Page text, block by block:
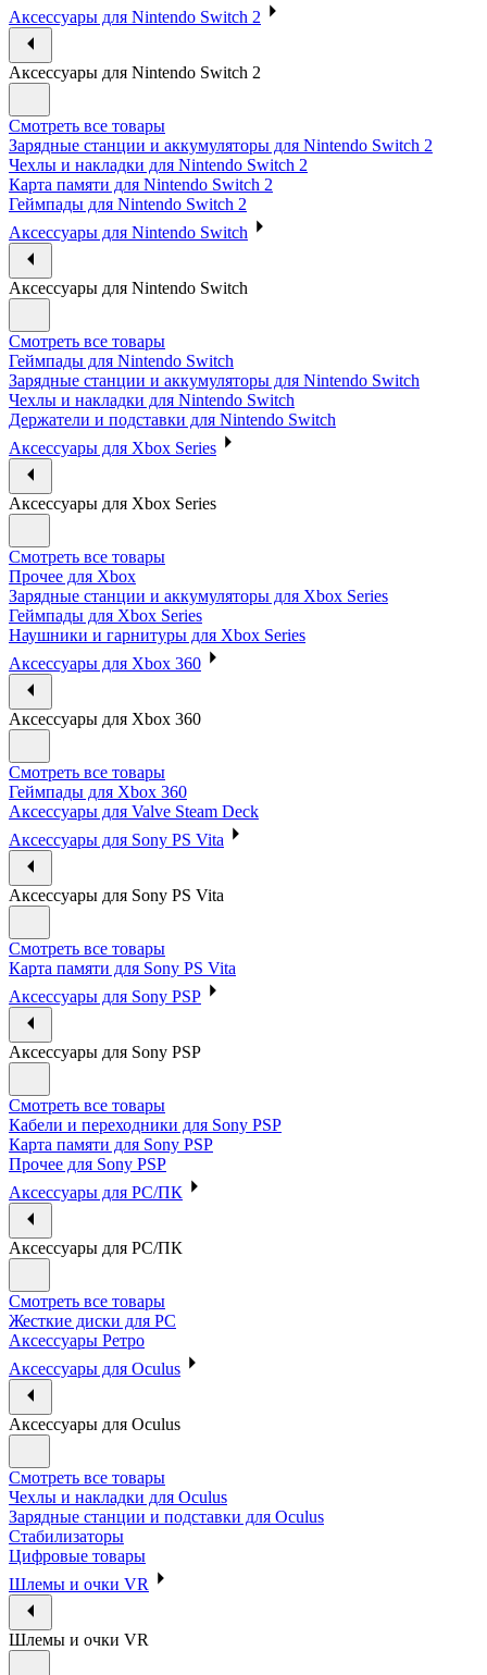
Аксессуары для Nintendo Switch 2
Аксессуары для Nintendo Switch 2
Смотреть все товары
Зарядные станции и аккумуляторы для Nintendo Switch 2
Чехлы и накладки для Nintendo Switch 2
Карта памяти для Nintendo Switch 2
Геймпады для Nintendo Switch 2
Аксессуары для Nintendo Switch
Аксессуары для Nintendo Switch
Смотреть все товары
Геймпады для Nintendo Switch
Зарядные станции и аккумуляторы для Nintendo Switch
Чехлы и накладки для Nintendo Switch
Держатели и подставки для Nintendo Switch
Аксессуары для Xbox Series
Аксессуары для Xbox Series
Смотреть все товары
Прочее для Xbox
Зарядные станции и аккумуляторы для Xbox Series
Геймпады для Xbox Series
Наушники и гарнитуры для Xbox Series
Аксессуары для Xbox 360
Аксессуары для Xbox 360
Смотреть все товары
Геймпады для Xbox 360
Аксессуары для Valve Steam Deck
Аксессуары для Sony PS Vita
Аксессуары для Sony PS Vita
Смотреть все товары
Карта памяти для Sony PS Vita
Аксессуары для Sony PSP
Аксессуары для Sony PSP
Смотреть все товары
Кабели и переходники для Sony PSP
Карта памяти для Sony PSP
Прочее для Sony PSP
Аксессуары для PC/ПК
Аксессуары для PC/ПК
Смотреть все товары
Жесткие диски для PC
Аксессуары Ретро
Аксессуары для Oculus
Аксессуары для Oculus
Смотреть все товары
Чехлы и накладки для Oculus
Зарядные станции и подставки для Oculus
Стабилизаторы
Цифровые товары
Шлемы и очки VR
Шлемы и очки VR